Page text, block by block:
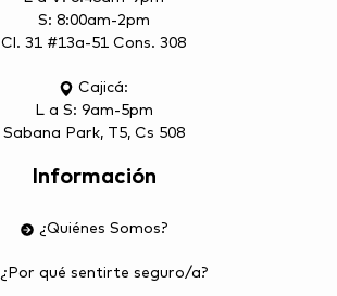
S: 8:00am-2pm
Cl. 31 #13a-51 Cons. 308
Cajicá:
L a S: 9am-5pm
Sabana Park, T5, Cs 508
Información
¿Quiénes Somos?
¿Por qué sentirte seguro/a?